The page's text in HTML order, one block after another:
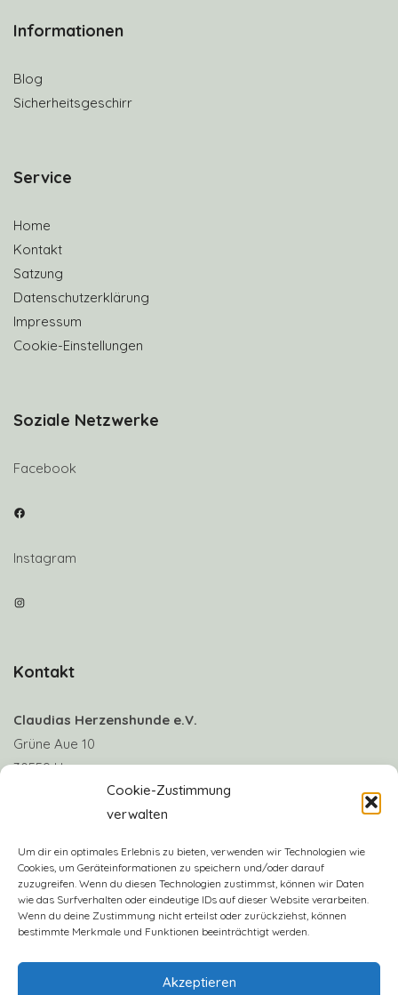
Cookie-Zustimmung
verwalten
Um dir ein optimales Erlebnis zu bieten, verwenden wir Technologien wie
Cookies, um Geräteinformationen zu speichern und/oder darauf
zuzugreifen. Wenn du diesen Technologien zustimmst, können wir Daten
wie das Surfverhalten oder eindeutige IDs auf dieser Website verarbeiten.
Wenn du deine Zustimmung nicht erteilst oder zurückziehst, können
bestimmte Merkmale und Funktionen beeinträchtigt werden.
Akzeptieren
Informationen
Blog
Sicherheitsgeschirr
Service
Home
Kontakt
Satzung
Datenschutzerklärung
Impressum
Cookie-Einstellungen
Soziale Netzwerke
Facebook
Facebook
Instagram
Instagram
Kontakt
Claudias Herzenshunde e.V.
Grüne Aue 10
30559 Hannover
Telefon: +49 170 8063922
Vereinskonto: Deutsche Skatbank
IBAN: DE57 8306 5408 0005 3406 16
BIC: GENODEF1SLR